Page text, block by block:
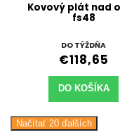
Kovový plát nad
fs48
DO TÝŽDŇA
€118,65
DO KOŠÍKA
Načítať 20 ďalších